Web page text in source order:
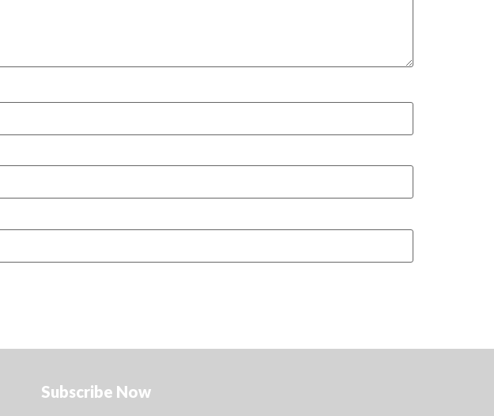
Subscribe Now